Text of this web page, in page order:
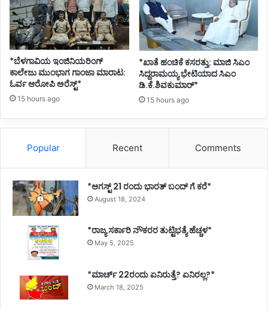
*ಬೆಳಗಾವಿಯ ಇಂಜಿನಿಯರಿಂಗ್‌
ಕಾಲೇಜು ಮುಂಭಾಗ ಗಾಂಜಾ ಮಾರಾಟ:
ಓರ್ವ ಆರೋಪಿ ಅರೆಸ್ಟ್*
15 hours ago
*ಖಾತೆ ಹಂಚಿಕೆ ಕಸರತ್ತು: ಮಾಜಿ ಸಿಎಂ
ಸಿದ್ದರಾಮಯ್ಯ ಭೇಟಿಯಾದ ಸಿಎಂ
ಡಿ.ಕೆ.ಶಿವಕುಮಾರ್*
15 hours ago
Popular Recent Comments
*ಆಗಸ್ಟ್ 21 ರಂದು ಭಾರತ್‌ ಬಂದ್‌ ಗೆ ಕರೆ*
August 18, 2024
*ರಾಜ್ಯ ಸರ್ಕಾರಿ ನೌಕರರ ತುಟ್ಟಿಭತ್ಯೆ ಹೆಚ್ಚಳ*
May 5, 2025
*ಮಾರ್ಚ್ 22ರಂದು ಏನಿರುತ್ತೆ? ಏನಿರಲ್ಲ?*
March 18, 2025